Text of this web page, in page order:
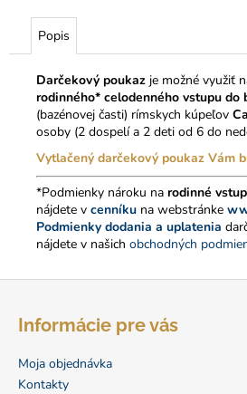
Popis
Darčekový poukaz je možné využiť
rodinného* celodenného vstupu do
(bazénovej časti) rímskych kúpeľov
osoby (2 dospelí a 2 deti od 6 do
Vytlačený darčekový poukaz Vám
*Podmienky nároku na rodinné
nájdete v cenníku na webstránke
Podmienky dodania a uplatenia
nájdete v našich obchodných
m
DARČEKOVÝ
POUKAZ
NA
CELODENNÝ
VSTUP
DO
CARACALLA
SPA
(FYZICKÝ)
50
Informácie pre vás
Moja objednávka
Kontakty